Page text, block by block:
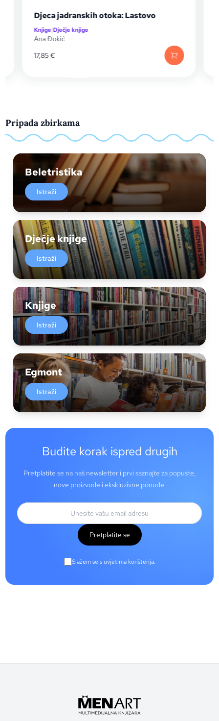
Djeca jadranskih otoka: Lastovo
Knjige|Dječje knjige
Ana Đokić
17,85€
Pripada zbirkama
Beletristika
Istraži
Dječje knjige
Istraži
Knjige
Istraži
Egmont
Istraži
Budite korak ispred drugih
Pretplatite se na naš newsletter i prvi saznajte za popuste,
nove proizvode i ekskluzivne ponude!
Pretplatite se
Slažem se s uvjetima korištenja.